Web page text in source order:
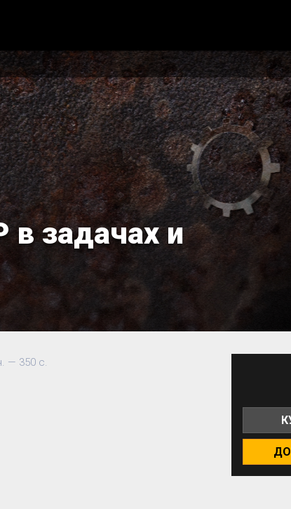
в задачах и
— 350 с.